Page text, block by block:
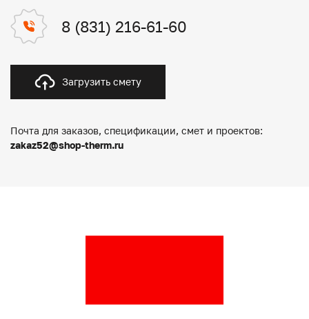
8 (831) 216-61-60
Загрузить смету
Почта для заказов, спецификации, смет и проектов:
zakaz52@shop-therm.ru